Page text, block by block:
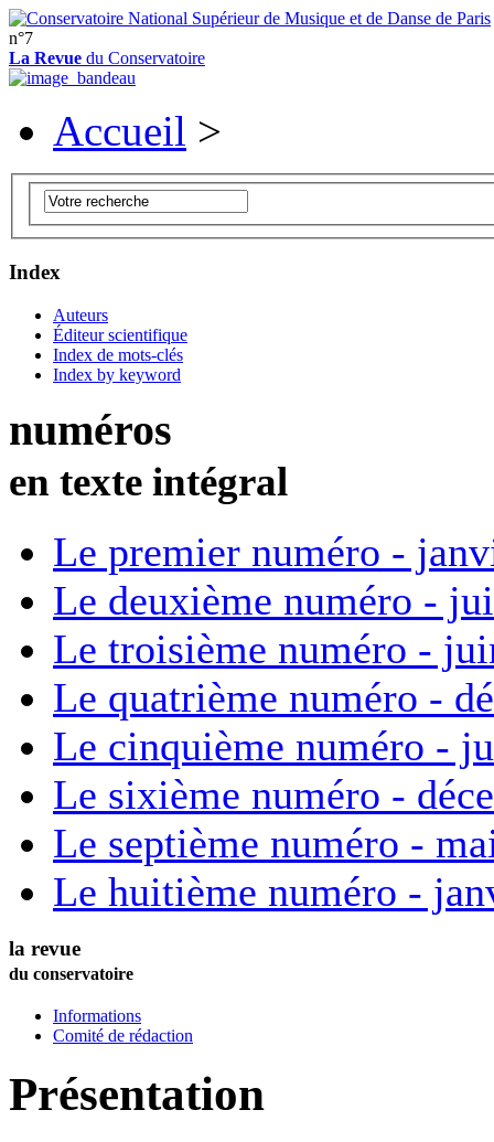
n°7
La Revue du Conservatoire
Accueil >
Index
Auteurs
Éditeur scientifique
Index de mots-clés
Index by keyword
numéros
en texte intégral
Le premier numéro -
Le deuxième numéro -
Le troisième numéro -
Le quatrième numéro -
Le cinquième numéro -
Le sixième numéro -
Le septième numéro -
Le huitième numéro -
la revue
du conservatoire
Informations
Comité de rédaction
Présentation